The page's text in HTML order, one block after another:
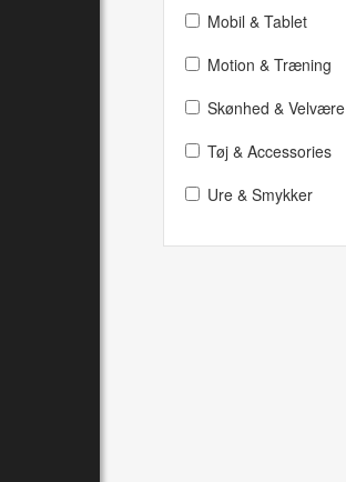
Mobil & Tablet
Motion & Træning
Skønhed & Velvære
Tøj & Accessories
Ure & Smykker